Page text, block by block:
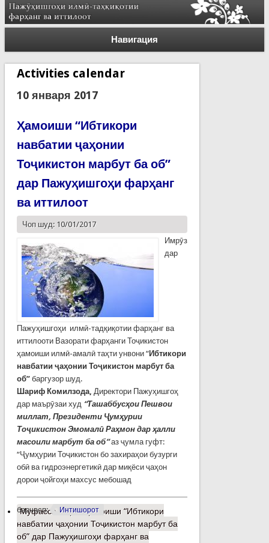
Навигация
Activities calendar
10 января 2017
Ҳамоиши “Ибтикори
навбатии ҷаҳонии
Тоҷикистон марбут ба об”
дар Пажуҳишгоҳи фарҳанг
ва иттилоот
Чоп шуд: 10/01/2017
Имрӯз
дар
Пажуҳишгоҳи илмӣ-тадқиқотии фарҳанг ва
иттилооти Вазорати фарҳанги Тоҷикистон
ҳамоиши илмӣ-амалӣ таҳти унвони “Ибтикори
навбатии ҷаҳонии Тоҷикистон марбут ба
об”баргузор шуд.
Шариф Комилзода, Директори Пажуҳишгоҳ
дар маърӯзаи худ “Ташаббусҳои Пешвои
миллат, Президенти Ҷумҳурии
Тоҷикистон Эмомалӣ Раҳмон дар ҳалли
масоили марбут ба об”аз ҷумла гуфт:
“Ҷумҳурии Тоҷикистон бо захираҳои бузурги
обӣ ва гидроэнергетикӣ дар миқёси ҷаҳон
дорои ҷойгоҳи махсус мебошад
барчасп: Интишорот
Муфассалтаро Ҳамоиши “Ибтикори
навбатии ҷаҳонии Тоҷикистон марбут ба
об” дар Пажуҳишгоҳи фарҳанг ва